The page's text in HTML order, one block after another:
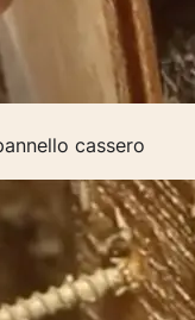
cassero